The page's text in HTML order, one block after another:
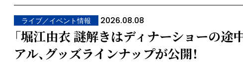
ライブ／イベント情報 2026.08.08
「堀江由衣 謎解きはディナーショーの途
アル、グッズラインナップが公開！